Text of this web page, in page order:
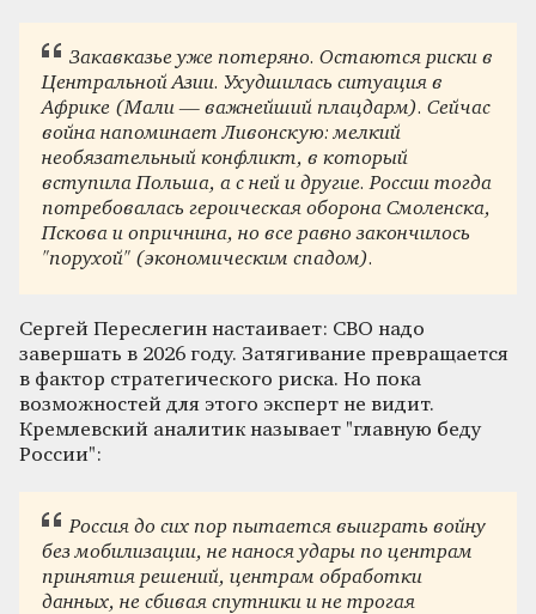
Закавказье уже потеряно. Остаются риски в
Центральной Азии. Ухудшилась ситуация в
Африке (Мали — важнейший плацдарм). Сейчас
война напоминает Ливонскую: мелкий
необязательный конфликт, в который
вступила Польша, а с ней и другие. России тогда
потребовалась героическая оборона Смоленска,
Пскова и опричнина, но все равно закончилось
"порухой" (экономическим спадом).
Сергей Переслегин настаивает: СВО надо
завершать в 2026 году. Затягивание превращается
в фактор стратегического риска. Но пока
возможностей для этого эксперт не видит.
Кремлевский аналитик называет "главную беду
России":
Россия до сих пор пытается выиграть войну
без мобилизации, не нанося удары по центрам
принятия решений, центрам обработки
данных, не сбивая спутники и не трогая